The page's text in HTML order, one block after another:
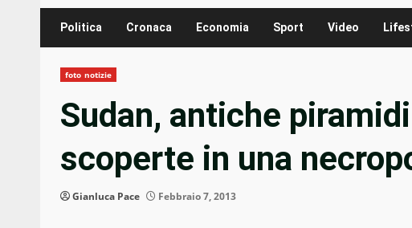
Politica Cronaca Economia Sport Video
foto notizie
Sudan, antiche
scoperte in una
Gianluca Pace Febbraio 7, 2013